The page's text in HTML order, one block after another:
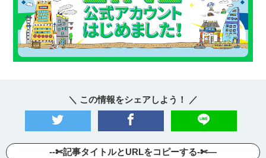
＼ この情報をシェアしよう！ ／
--✄記事タイトルとURLをコピーする-✄—